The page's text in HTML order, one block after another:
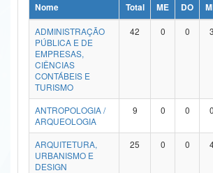
Ministério da Ciência, Tecnologia, Inovações e
Ministério do Meio Ambiente
Ministério do Turismo
Ministério do Desenvolvimento Regional
Controladoria-Geral da União
Ministério da Mulher, da Família e dos Direitos Humanos
Nome Total ME DO
ADMINISTRAÇÃO
PÚBLICA E DE
EMPRESAS,
CIÊNCIAS
CONTÁBEIS E
TURISMO
42 0 0 3
ANTROPOLOGIA /
ARQUEOLOGIA
9 0 0 0
ARQUITETURA,
URBANISMO E
DESIGN
25 0 0